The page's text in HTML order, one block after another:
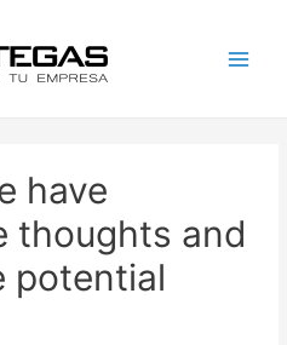
have
thoughts and
potential